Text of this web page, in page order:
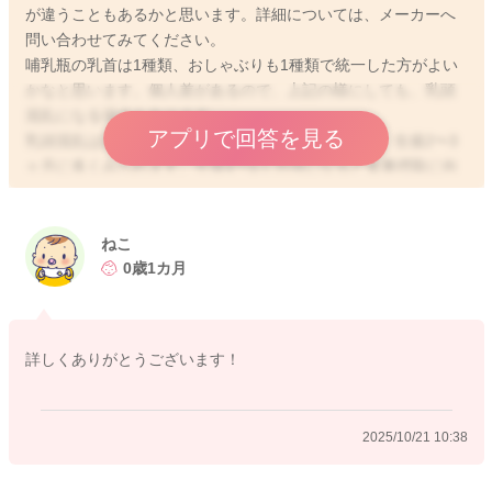
が違うこともあるかと思います。詳細については、メーカーへ
問い合わせてみてください。
哺乳瓶の乳首は1種類、おしゃぶりも1種類で統一した方がよい
かなと思います。個人差があるので、上記の様にしても、乳頭
混乱になる場合もあります。
乳頭混乱は新生児期からみられることもありますが、生後2〜3
ヶ月に多くみられます。生後4〜5ヶ月頃になると食事摂取に向
けて、舌の動かし方が変わってくるので、また飲める様になる
られないかもしれません。
参考にしてみてください。よろしくお願いします。
アプリで回答を見る
ねこ
0歳1カ月
詳しくありがとうございます！
2025/10/21 10:38